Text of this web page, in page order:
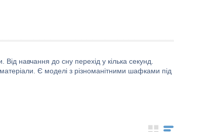
навчання до сну перехід у кілька секунд.
Є моделі з різноманітними шафками під